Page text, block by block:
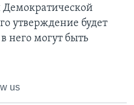
утверждение будет
него могут быть
us